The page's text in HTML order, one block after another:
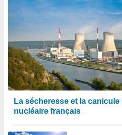
La sécheresse et la
nucléaire français